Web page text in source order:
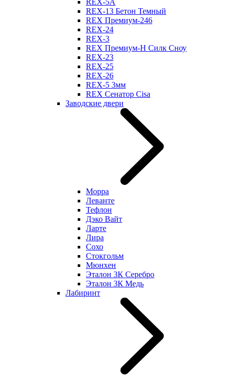
REX-5А
REX-13 Бетон Темный
REX Премиум-246
REX-24
REX-3
REX Премиум-Н Силк Сноу
REX-23
REX-25
REX-26
REX-5 3мм
REX Сенатор Cisa
Заводские двери
Морра
Леванте
Тефлон
Дэко Вайт
Ларте
Лира
Сохо
Стокгольм
Мюнхен
Эталон 3К Серебро
Эталон 3К Медь
Лабиринт